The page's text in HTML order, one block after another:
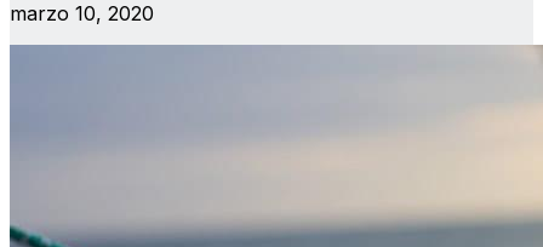
marzo 10, 2020